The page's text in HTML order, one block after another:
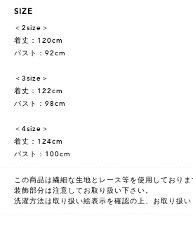
SIZE
＜2size＞
着丈：120cm
バスト：92cm
＜3size＞
着丈：122cm
バスト：98cm
＜4size＞
着丈：124cm
バスト：100cm
この商品は繊細な生地とレース等を使用しておりま
装飾部分は注意してお取り扱い下さい。
洗濯方法は取り扱い絵表示を確認の上、お取り扱い